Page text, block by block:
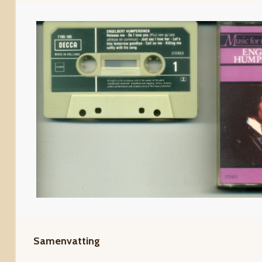
Samenvatting